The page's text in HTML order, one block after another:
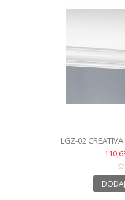
LGZ-02